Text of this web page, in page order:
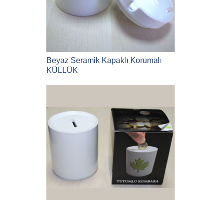
Beyaz Seramik Kapaklı Korumalı
KÜLLÜK